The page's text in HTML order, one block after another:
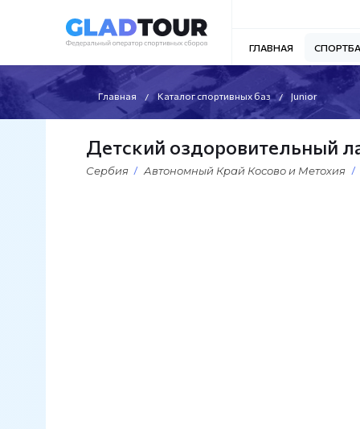
ГЛАВНАЯ
Главная Каталог спортивных баз Junior
Детский оздоровительный
Сербия Автономный Край Косово и Метохия